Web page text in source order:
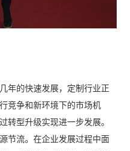
的快速发展，定制行业正
竞争和新环境下的市场机
转型升级实现进一步发展。
节流。在企业发展过程中面